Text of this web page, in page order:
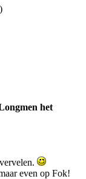
het
even op Fok!